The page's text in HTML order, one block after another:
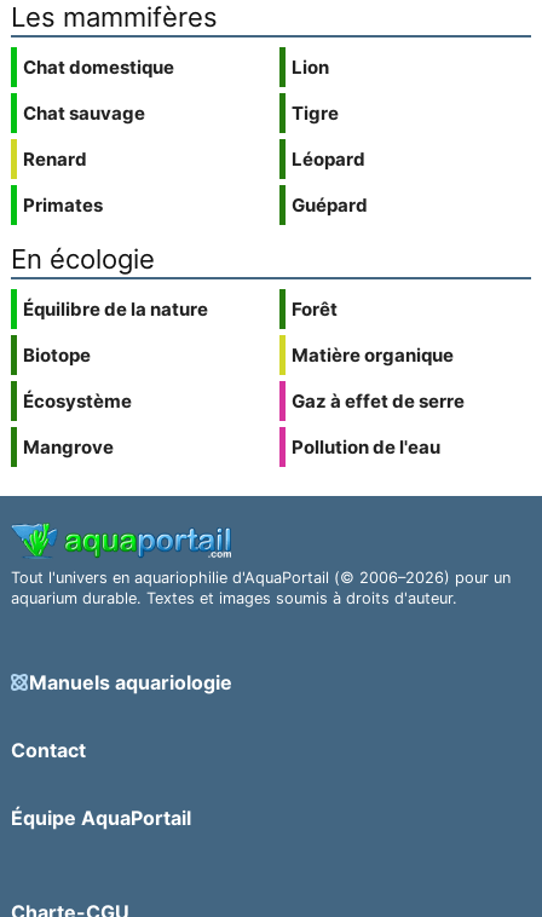
Les mammifères
Chat domestique
Chat sauvage
Renard
Primates
Lion
Tigre
Léopard
Guépard
En écologie
Équilibre de la nature
Biotope
Écosystème
Mangrove
Forêt
Matière organique
Gaz à effet de serre
Pollution de l'eau
Tout l'univers en aquariophilie d'AquaPortail (© 2006–2026) pour un
aquarium durable. Textes et images soumis à droits d'auteur.
Manuels aquariologie
Contact
Équipe AquaPortail